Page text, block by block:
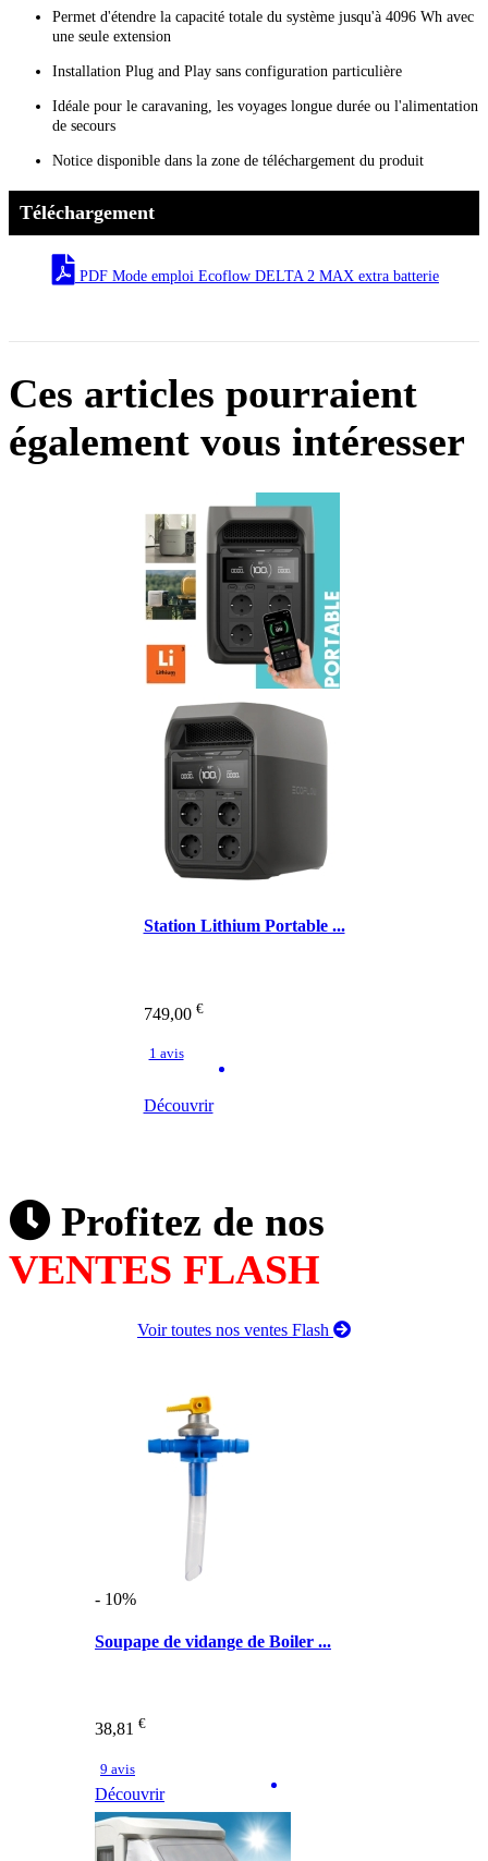
Permet d'étendre la capacité totale du système jusqu'à 4096 Wh avec
une seule extension
Installation Plug and Play sans configuration particulière
Idéale pour le caravaning, les voyages longue durée ou l'alimentation
de secours
Notice disponible dans la zone de téléchargement du produit
Téléchargement
PDF Mode emploi Ecoflow DELTA 2 MAX extra batterie
Ces articles pourraient
également vous intéresser
Station Lithium Portable ...
749,00 €
1 avis
Découvrir
Profitez de nos
VENTES FLASH
Voir toutes nos ventes Flash
- 10%
Soupape de vidange de Boiler ...
38,81 €
9 avis
Découvrir